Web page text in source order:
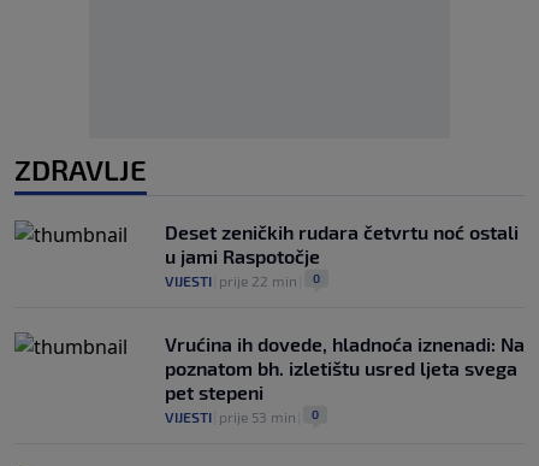
ZDRAVLJE
Deset zeničkih rudara četvrtu noć ostali
u jami Raspotočje
VIJESTI prije 22 min 0
Vrućina ih dovede, hladnoća iznenadi: Na
poznatom bh. izletištu usred ljeta svega
pet stepeni
VIJESTI prije 53 min 0